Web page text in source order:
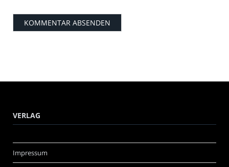
VERLAG
Impressum